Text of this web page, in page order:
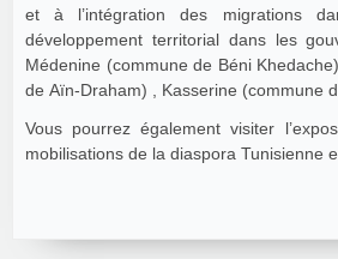
et à l’intégration des migrations
développement territorial dans les
Médenine (commune de Béni
de Aïn-Draham) , Kasserine (commune
Vous pourrez également visiter
mobilisations de la diaspora Tunisienne